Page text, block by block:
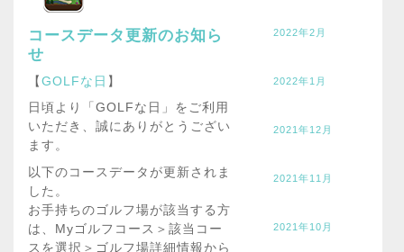
コースデータ更新のお知ら
せ
【GOLFな日 】
日頃より「GOLFな日」をご利用
いただき、誠にありがとうござい
ます。
以下のコースデータが更新されま
した。
お手持ちのゴルフ場が該当する方
は、Myゴルフコース＞該当コー
スを選択＞ゴルフ場詳細情報から
2022年2月
2022年1月
2021年12月
2021年11月
2021年10月